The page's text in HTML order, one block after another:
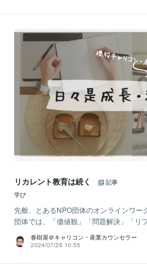
リカレント教育は続く
記事
学び
先般、とあるNPO団体のオンラインワ
団体では、「価値観」「問題解決」「リ
春樹屋＠キャリコン・産業カウンセラー
2024/07/29 10:55